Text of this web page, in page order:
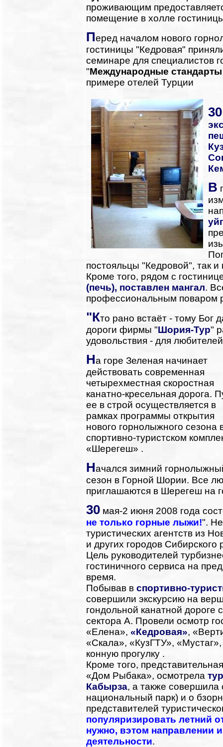
проживающим
помещение в холле
Перед началом нового
гостиницы "Кедровая"
семинаре для специалистов
"Международные
примере отелей Турции
30
В
постояльцы "Кедровой", так
Кроме того, рядом с
(печь), поставлен мангал.
профессиональным поваром
"Кто рано встаёт - тому Бог
дороги фирмы "Шория-Тур"
удовольствия - для
На горе Зеленая начинает
действовать современная
четырехместная скоростная
канатно-кресельная дорога.
ее в строй осуществляется в
рамках программы открытия
нового горнолыжного сезона
спортивно-туристском
«Шерегеш» .
Начался зимний
сезон в Горной Шории. Все
приглашаются в Шерегеш на
30 мая-2 июня 2008 года
не только горные лыжи!".
туристических агентств из
и других городов
Цель руководителей
гостиничного сервиса на
время.
Побывав в спортивно-
совершили экскурсию на
гондольной канатной дороге
сектора А. Провели осмотр
«Елена», «Кедровая»,
«Скала», «КузГТУ»,
конную прогулку .
Кроме того,
«Дом Рыбака», осмотрела
Кабырза, а также
национальный парк) и о
представителей
популяризировать летний
нужно, вэтом направлении
деятельности.